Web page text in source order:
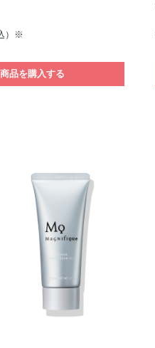
）※
商品を購入する